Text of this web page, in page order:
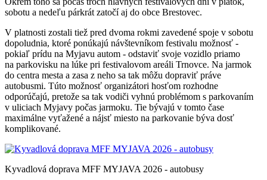
sobotu a nedeľu párkrát zatočí aj do obce Brestovec.
V platnosti zostali tiež pred dvoma rokmi zavedené spoje v sobotu
dopoludnia, ktoré ponúkajú návštevníkom festivalu možnosť -
pokiaľ prídu na Myjavu autom - odstaviť svoje vozidlo priamo
na parkovisku na lúke pri festivalovom areáli Trnovce. Na jarmok
do centra mesta a zasa z neho sa tak môžu dopraviť práve
autobusmi. Túto možnosť organizátori hosťom rozhodne
odporúčajú, pretože sa tak vodiči vyhnú problémom s parkovaním
v uliciach Myjavy počas jarmoku. Tie bývajú v tomto čase
maximálne vyťažené a nájsť miesto na parkovanie býva dosť
komplikované.
Kyvadlová doprava MFF MYJAVA 2026 - autobusy